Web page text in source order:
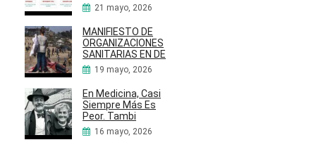
21 mayo, 2026
MANIFIESTO DE
ORGANIZACIONES
SANITARIAS EN DE
19 mayo, 2026
En Medicina, Casi
Siempre Más Es
Peor. Tambi
16 mayo, 2026